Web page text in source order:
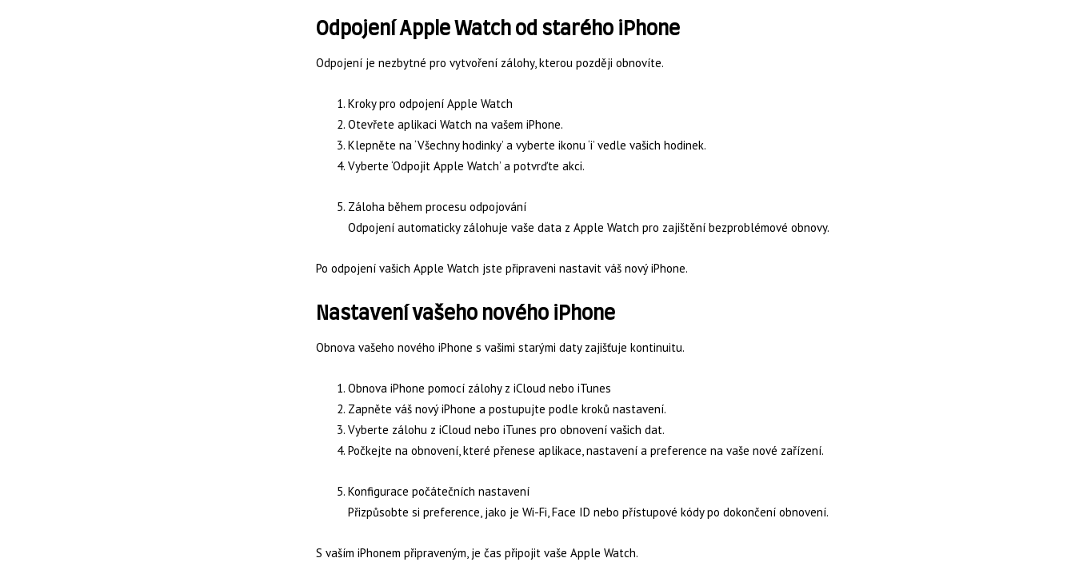
Odpojení Apple Watch od starého iPhone
Odpojení je nezbytné pro vytvoření zálohy, kterou později obnovíte.
Kroky pro odpojení Apple Watch
Otevřete aplikaci Watch na vašem iPhone.
Klepněte na ‘Všechny hodinky’ a vyberte ikonu ‘i’ vedle vašich hodinek.
Vyberte ‘Odpojit Apple Watch’ a potvrďte akci.
Záloha během procesu odpojování
Odpojení automaticky zálohuje vaše data z Apple Watch pro zajištění bezproblémové obnovy.
Po odpojení vašich Apple Watch jste připraveni nastavit váš nový iPhone.
Nastavení vašeho nového iPhone
Obnova vašeho nového iPhone s vašimi starými daty zajišťuje kontinuitu.
Obnova iPhone pomocí zálohy z iCloud nebo iTunes
Zapněte váš nový iPhone a postupujte podle kroků nastavení.
Vyberte zálohu z iCloud nebo iTunes pro obnovení vašich dat.
Počkejte na obnovení, které přenese aplikace, nastavení a preference na vaše nové zařízení.
Konfigurace počátečních nastavení
Přizpůsobte si preference, jako je Wi-Fi, Face ID nebo přístupové kódy po dokončení obnovení.
S vaším iPhonem připraveným, je čas připojit vaše Apple Watch.